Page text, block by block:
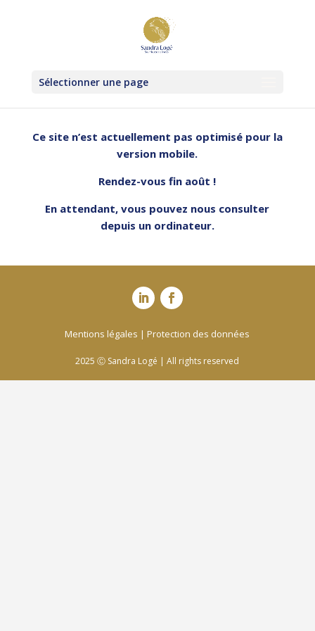
Sélectionner une page
Ce site n’est actuellement pas optimisé pour la
version mobile.
Rendez-vous fin août !
En attendant, vous pouvez nous consulter
depuis un ordinateur.
Mentions légales |Protection des données
2025Ⓒ Sandra Logé | All rights reserved